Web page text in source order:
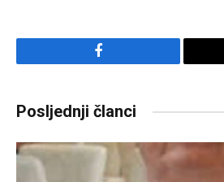
Facebook
Posljednji članci